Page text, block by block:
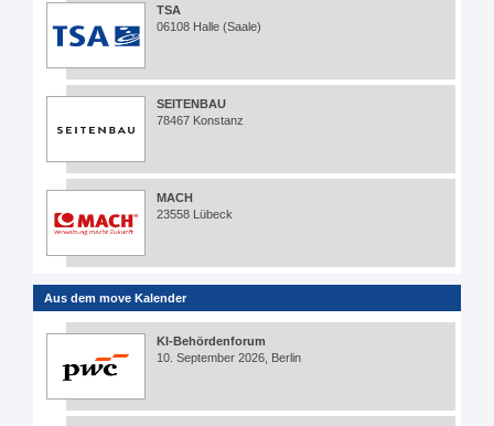
TSA
06108 Halle (Saale)
SEITENBAU
78467 Konstanz
MACH
23558 Lübeck
Aus dem move Kalender
KI-Behördenforum
10. September 2026, Berlin